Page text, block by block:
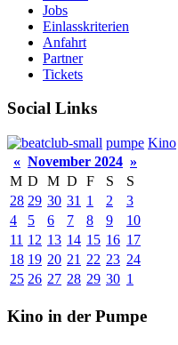
Jobs
Einlasskriterien
Anfahrt
Partner
Tickets
Social Links
pumpe Kino
« November 2024 »
M D M D F S
S
28 29 30 31 1 2
3
4
5 6 7 8 9
10
11 12 13 14 15 16 17
18 19 20 21 22 23 24
25 26 27 28 29 30 1
Kino in der Pumpe